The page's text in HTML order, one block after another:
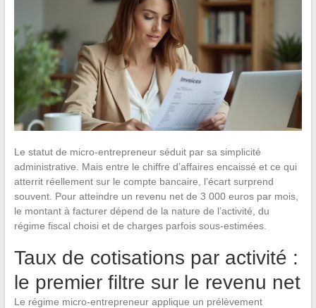
Le statut de micro-entrepreneur séduit par sa simplicité
administrative. Mais entre le chiffre d’affaires encaissé et ce qui
atterrit réellement sur le compte bancaire, l’écart surprend
souvent. Pour atteindre un revenu net de 3 000 euros par mois,
le montant à facturer dépend de la nature de l’activité, du
régime fiscal choisi et de charges parfois sous-estimées.
Taux de cotisations par activité :
le premier filtre sur le revenu net
Le régime micro-entrepreneur applique un prélèvement